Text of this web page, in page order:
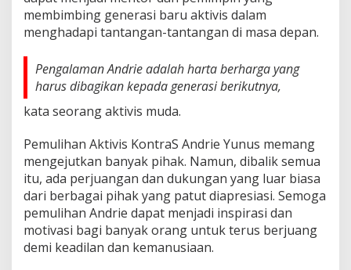
membimbing generasi baru aktivis dalam
menghadapi tantangan-tantangan di masa depan.
Pengalaman Andrie adalah harta berharga yang
harus dibagikan kepada generasi berikutnya,
kata seorang aktivis muda.
Pemulihan Aktivis KontraS Andrie Yunus memang
mengejutkan banyak pihak. Namun, dibalik semua
itu, ada perjuangan dan dukungan yang luar biasa
dari berbagai pihak yang patut diapresiasi. Semoga
pemulihan Andrie dapat menjadi inspirasi dan
motivasi bagi banyak orang untuk terus berjuang
demi keadilan dan kemanusiaan.